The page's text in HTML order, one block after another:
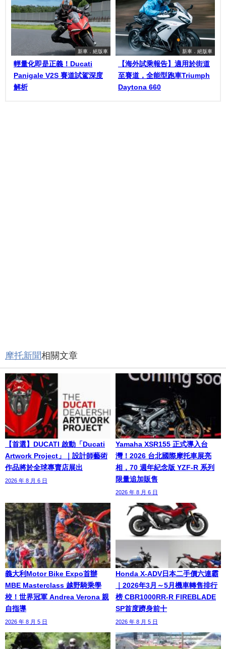
新車．絕版車
輕量化即是正義！Ducati
Panigale V2S 賽道試駕深度
解析
新車．絕版車
【海外試乘報告】適用於街道
至賽道，全能型跑車Triumph
Daytona 660
摩托新聞相關文章
【首選】DUCATI 啟動「Ducati
Artwork Project」｜設計師藝術
作品將於全球專賣店展出
2026 年 8 月 6 日
Yamaha XSR155 正式導入台
灣！2026 台北國際摩托車展亮
相，70 週年紀念版 YZF-R 系列
限量追加販售
2026 年 8 月 6 日
義大利Motor Bike Expo首辦
MBE Masterclass 越野騎乘學
校！世界冠軍 Andrea Verona 親
自指導
2026 年 8 月 5 日
Honda X-ADV日本二手價六連霸
｜2026年3月～5月機車轉售排行
榜 CBR1000RR-R FIREBLADE
SP首度躋身前十
2026 年 8 月 5 日